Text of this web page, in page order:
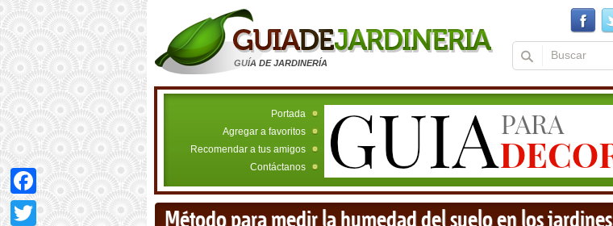
GUÍA DE JARDINERÍA
Portada
Agregar a favoritos
Recomendar a tus amigos
Contáctanos
Facebook